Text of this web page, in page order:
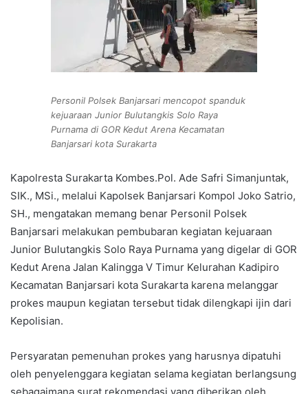
Personil Polsek Banjarsari mencopot spanduk
kejuaraan Junior Bulutangkis Solo Raya
Purnama di GOR Kedut Arena Kecamatan
Banjarsari kota Surakarta
Kapolresta Surakarta Kombes.Pol. Ade Safri Simanjuntak,
SIK., MSi., melalui Kapolsek Banjarsari Kompol Joko Satrio,
SH., mengatakan memang benar Personil Polsek
Banjarsari melakukan pembubaran kegiatan kejuaraan
Junior Bulutangkis Solo Raya Purnama yang digelar di GOR
Kedut Arena Jalan Kalingga V Timur Kelurahan Kadipiro
Kecamatan Banjarsari kota Surakarta karena melanggar
prokes maupun kegiatan tersebut tidak dilengkapi ijin dari
Kepolisian.
Persyaratan pemenuhan prokes yang harusnya dipatuhi
oleh penyelenggara kegiatan selama kegiatan berlangsung